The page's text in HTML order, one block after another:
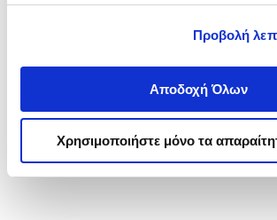
Προβολή
Αποδοχή Όλων
Χρησιμοποιήστε μόνο τα